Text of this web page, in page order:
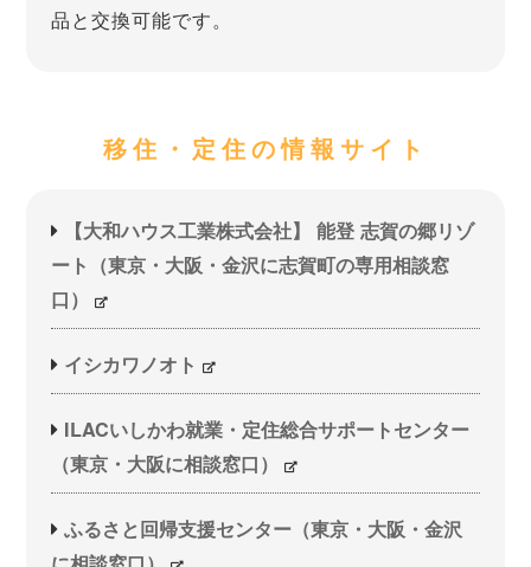
品と交換可能です。
移住・定住の情報サイト
【大和ハウス工業株式会社】 能登 志賀の郷リゾ
ート（東京・大阪・金沢に志賀町の専用相談窓
口）
イシカワノオト
ILACいしかわ就業・定住総合サポートセンター
（東京・大阪に相談窓口）
ふるさと回帰支援センター（東京・大阪・金沢